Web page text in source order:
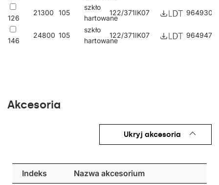
126
21300 105
szkło
hartowane
122/371IK07 964930/F
146
24800 105
szkło
hartowane
122/371IK07 964947/F
Akcesoria
Ukryj akcesoria
Indeks Nazwa akcesorium